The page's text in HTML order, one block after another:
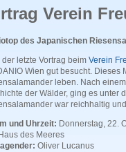
Verein
des Japanischen
der letzte Vortrag beim Verein
Wien gut besucht. Dieses
leben. Nach
der Wälder, ging es unter
war reichhaltig
und Uhrzeit: Donnerstag, 22.
Haus des Meeres
Oliver Lucanus